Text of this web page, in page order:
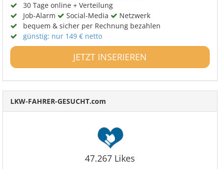
30 Tage online + Verteilung
Job-Alarm
Social-Media
Netzwerk
bequem & sicher per Rechnung bezahlen
günstig: nur 149 € netto
JETZT INSERIEREN
LKW-FAHRER-GESUCHT.com
47.267 Likes